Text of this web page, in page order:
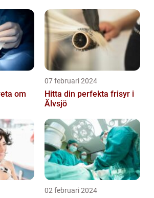
om
07 februari 2024
Hitta din perfekta frisyr i
Älvsjö
02 februari 2024